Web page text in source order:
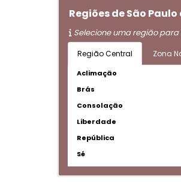
Regiões de São
Selecione uma região
Região Central Zona
Aclimação
Brás
Consolação
Liberdade
República
Sé